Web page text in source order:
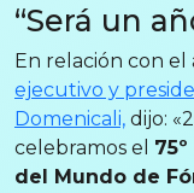
“Será un
En relación con el
ejecutivo y
Domenicali, dijo:
celebramos el
del Mundo de